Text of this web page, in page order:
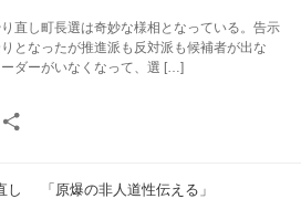
直し町長選は奇妙な様相となっている。告示
となったが推進派も反対派も候補者が出な
ダーがいなくなって、選 […]
し 「原爆の非人道性伝える」